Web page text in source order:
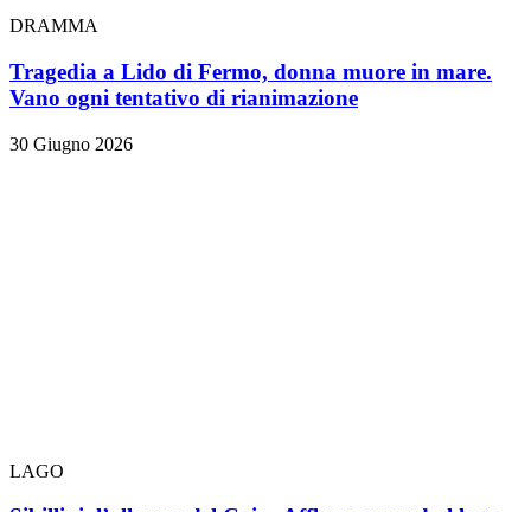
DRAMMA
Tragedia a Lido di Fermo, donna muore in mare.
Vano ogni tentativo di rianimazione
30 Giugno 2026
LAGO